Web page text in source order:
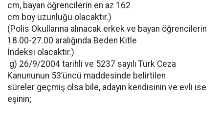
cm, bayan öğrencilerin en az 162
cm boy uzunluğu olacaktır.)
(Polis Okullarına alınacak erkek ve bayan öğrencilerin
18.00-27.00 aralığında Beden Kitle
İndeksi olacaktır.)
g) 26/9/2004 tarihli ve 5237 sayılı Türk Ceza
Kanununun 53’üncü maddesinde belirtilen
süreler geçmiş olsa bile, adayın kendisinin ve evli ise
eşinin;